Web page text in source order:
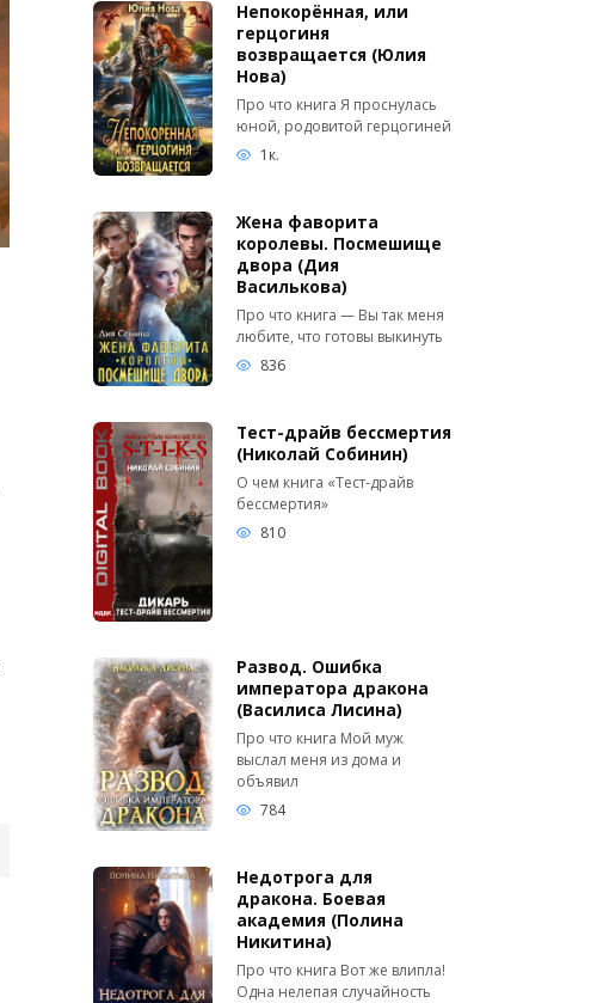
Непокорённая, или
герцогиня
возвращается (Юлия
Нова)
Про что книга Я проснулась
юной, родовитой герцогиней
1к.
Жена фаворита
королевы. Посмешище
двора (Дия
Василькова)
Про что книга — Вы так меня
любите, что готовы выкинуть
836
Тест-драйв бессмертия
(Николай Собинин)
О чем книга «Тест-драйв
бессмертия»
810
Развод. Ошибка
императора дракона
(Василиса Лисина)
Про что книга Мой муж
выслал меня из дома и
объявил
784
Недотрога для
дракона. Боевая
академия (Полина
Никитина)
Про что книга Вот же влипла!
Одна нелепая случайность